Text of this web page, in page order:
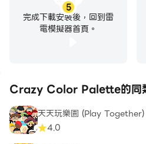
5
完成下載安裝後，回到雷
電模擬器首頁。
Crazy Color Palette的同
天天玩樂園 (Play Together)
4.0